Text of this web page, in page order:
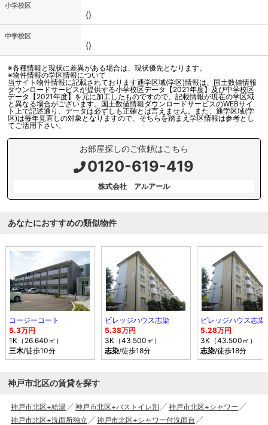
小学校区
()
中学校区
()
※各種情報と現状に差異がある場合は、現状優先となります。
※物件情報の学区情報について
当サイト物件情報に記載されております通学区域(学区)情報は、国土数値情報
ダウンロードサービスが提供する小学校区データ【2021年度】及び中学校区
データ【2021年度】を元に加工したものですので、記載情報が現在の学区域
と異なる場合がございます。国土数値情報ダウンロードサービスのWEBサイ
ト上で記述通り、データは必ずしも正確とは言えません。また、通学区域(学
区)は毎年見直しの対象となりますので、そちらを踏まえ学区情報は参考とし
てご活用下さい。
お部屋探しのご依頼はこちら
0120-619-419
株式会社 アルアール
あなたにおすすめの類似物件
コージーコート
5.3万円
1K（26.640㎡）
三木/徒歩10分
ビレッジハウス志染
5.38万円
3K（43.500㎡）
志染/徒歩18分
ビレッジハウス志染
5.28万円
3K（43.500㎡）
志染/徒歩18分
神戸市北区の賃貸を探す
神戸市北区+給湯 神戸市北区+バストイレ別
神戸市北区+シャワー
神戸市北区+洗面所独立
神戸市北区+シャワー付洗面台